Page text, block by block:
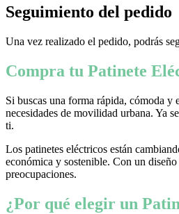
Seguimiento del pedido
Una vez realizado el pedido, podrás
Compra tu Patinete
Si buscas una forma rápida, cómoda y
necesidades de movilidad urbana. Ya
ti.
Los patinetes eléctricos están
económica y sostenible. Con un
preocupaciones.
¿Por qué elegir un